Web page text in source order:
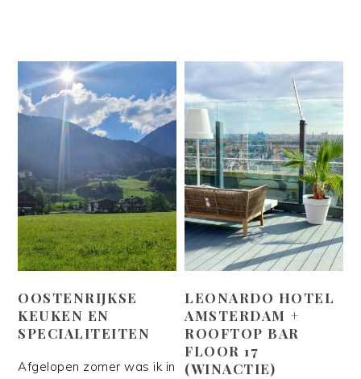
OOSTENRIJKSE
KEUKEN EN
SPECIALITEITEN
Afgelopen zomer was ik in
LEONARDO HOTEL
AMSTERDAM +
ROOFTOP BAR
FLOOR 17
(WINACTIE)